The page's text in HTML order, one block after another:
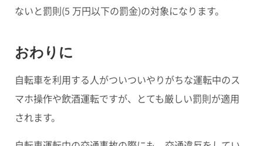
ないと罰則(5 万円以下の罰金)の対象になります。
おわりに
自転車を利用する人がついついやりがちな運転中のス
マホ操作や飲酒運転ですが、とても厳しい罰則が適用
されます。